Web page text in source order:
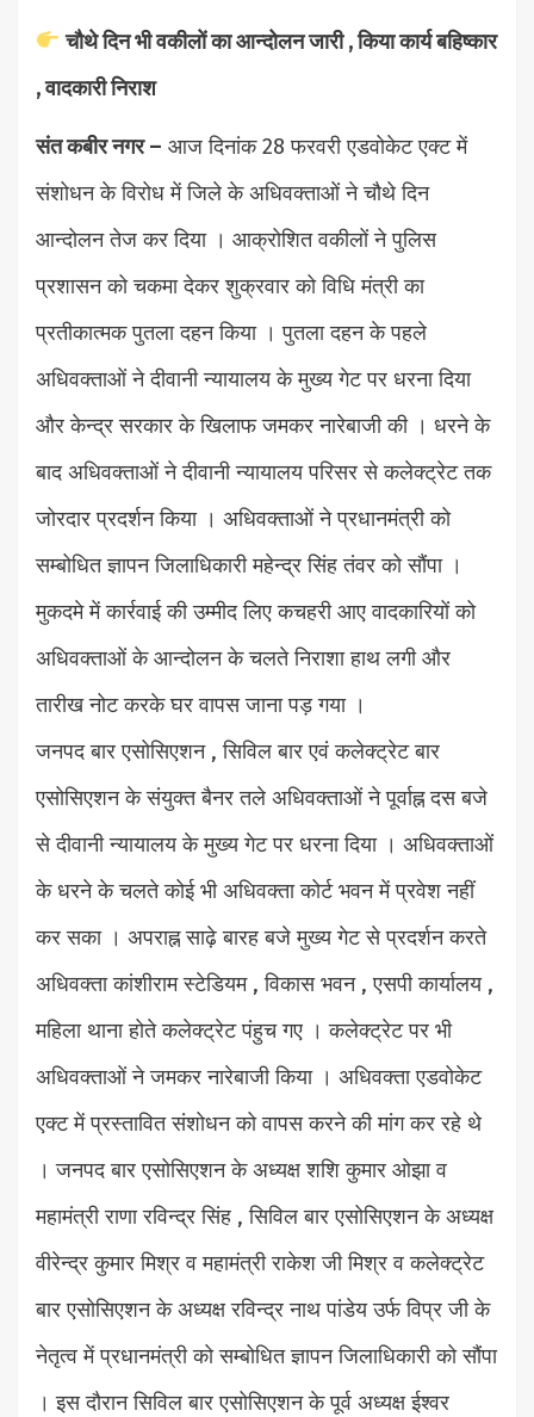
चौथे दिन भी वकीलों का आन्दोलन जारी , किया कार्य बहिष्कार
, वादकारी निराश
संत कबीर नगर – आज दिनांक 28 फरवरी एडवोकेट एक्ट में
संशोधन के विरोध में जिले के अधिवक्ताओं ने चौथे दिन
आन्दोलन तेज कर दिया । आक्रोशित वकीलों ने पुलिस
प्रशासन को चकमा देकर शुक्रवार को विधि मंत्री का
प्रतीकात्मक पुतला दहन किया । पुतला दहन के पहले
अधिवक्ताओं ने दीवानी न्यायालय के मुख्य गेट पर धरना दिया
और केन्द्र सरकार के खिलाफ जमकर नारेबाजी की । धरने के
बाद अधिवक्ताओं ने दीवानी न्यायालय परिसर से कलेक्ट्रेट तक
जोरदार प्रदर्शन किया । अधिवक्ताओं ने प्रधानमंत्री को
सम्बोधित ज्ञापन जिलाधिकारी महेन्द्र सिंह तंवर को सौंपा ।
मुकदमे में कार्रवाई की उम्मीद लिए कचहरी आए वादकारियों को
अधिवक्ताओं के आन्दोलन के चलते निराशा हाथ लगी और
तारीख नोट करके घर वापस जाना पड़ गया ।
जनपद बार एसोसिएशन , सिविल बार एवं कलेक्ट्रेट बार
एसोसिएशन के संयुक्त बैनर तले अधिवक्ताओं ने पूर्वाह्न दस बजे
से दीवानी न्यायालय के मुख्य गेट पर धरना दिया । अधिवक्ताओं
के धरने के चलते कोई भी अधिवक्ता कोर्ट भवन में प्रवेश नहीं
कर सका । अपराह्न साढ़े बारह बजे मुख्य गेट से प्रदर्शन करते
अधिवक्ता कांशीराम स्टेडियम , विकास भवन , एसपी कार्यालय ,
महिला थाना होते कलेक्ट्रेट पंहुच गए । कलेक्ट्रेट पर भी
अधिवक्ताओं ने जमकर नारेबाजी किया । अधिवक्ता एडवोकेट
एक्ट में प्रस्तावित संशोधन को वापस करने की मांग कर रहे थे
। जनपद बार एसोसिएशन के अध्यक्ष शशि कुमार ओझा व
महामंत्री राणा रविन्द्र सिंह , सिविल बार एसोसिएशन के अध्यक्ष
वीरेन्द्र कुमार मिश्र व महामंत्री राकेश जी मिश्र व कलेक्ट्रेट
बार एसोसिएशन के अध्यक्ष रविन्द्र नाथ पांडेय उर्फ विप्र जी के
नेतृत्व में प्रधानमंत्री को सम्बोधित ज्ञापन जिलाधिकारी को सौंपा
। इस दौरान सिविल बार एसोसिएशन के पूर्व अध्यक्ष ईश्वर